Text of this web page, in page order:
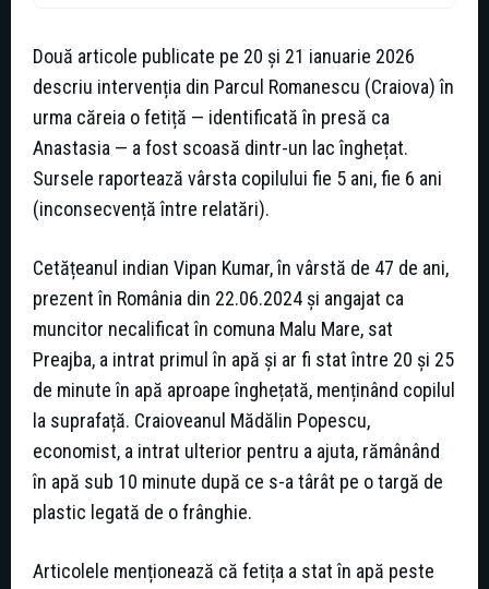
Două articole publicate pe 20 și 21 ianuarie 2026
descriu intervenția din Parcul Romanescu (Craiova) în
urma căreia o fetiță — identificată în presă ca
Anastasia — a fost scoasă dintr-un lac înghețat.
Sursele raportează vârsta copilului fie 5 ani, fie 6 ani
(inconsecvență între relatări).
Cetățeanul indian Vipan Kumar, în vârstă de 47 de ani,
prezent în România din 22.06.2024 și angajat ca
muncitor necalificat în comuna Malu Mare, sat
Preajba, a intrat primul în apă și ar fi stat între 20 și 25
de minute în apă aproape înghețată, menținând copilul
la suprafață. Craioveanul Mădălin Popescu,
economist, a intrat ulterior pentru a ajuta, rămânând
în apă sub 10 minute după ce s-a târât pe o targă de
plastic legată de o frânghie.
Articolele menționează că fetița a stat în apă peste